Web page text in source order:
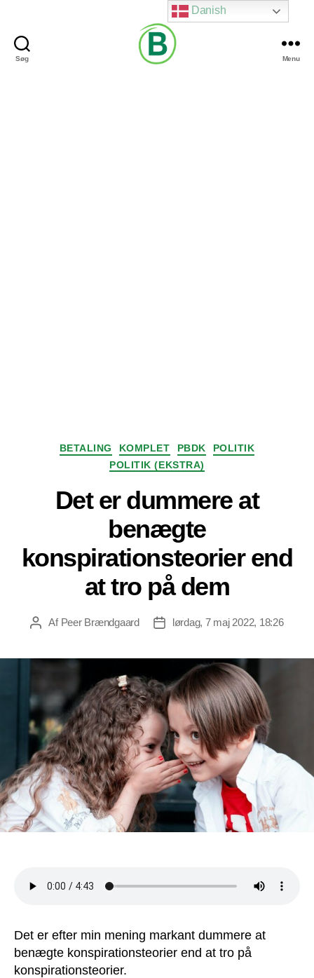
Søg Menu
Kategorier
BETALING KOMPLET PBDK
POLITIK
POLITIK (EKSTRA)
Det er dummere at
benægte
konspirationsteorier end
at tro på dem
Indlægsforfatter
Af Peer Brændgaard Indlægsdato
lørdag, 7 maj 2022, 18:26
Det er efter min mening markant dummere at
benægte konspirationsteorier end at tro på
konspirationsteorier.
Danish